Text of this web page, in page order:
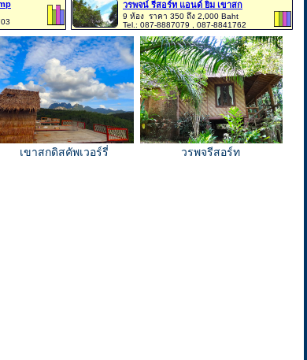
วรพจน์ รีสอร์ท แอนด์ ยิม เขาสก
9 ห้อง ราคา 350 ถึง 2,000 Baht
Tel.: 087-8887079 , 087-8841762
ขาสกดิสคัพเวอร์รี่ วรพจรีสอร์ท